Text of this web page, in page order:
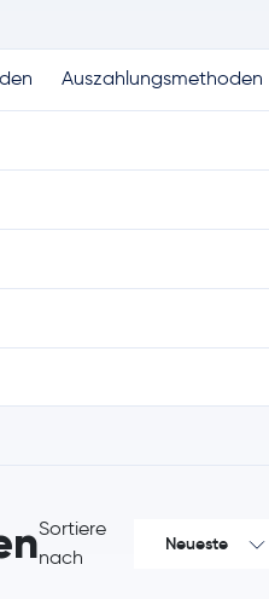
Auszahlungsmethoden
Sortiere
nach
Neueste